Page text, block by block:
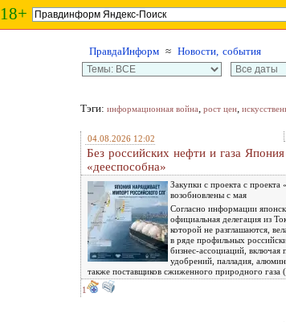
18+
ПравдаИнформ ≈ Новости, события
Тэги: информационная война, рост цен,
04.08.2026 12:02
Без российских нефти и газа
«дееспособна»
Закупки с проекта с проекта
возобновлены с мая
Согласно информации
официальная делегация из
которой не разглашаются,
в ряде профильных
бизнес-ассоциаций, включая
удобрений, палладия,
также поставщиков сжиженного природного газа
1